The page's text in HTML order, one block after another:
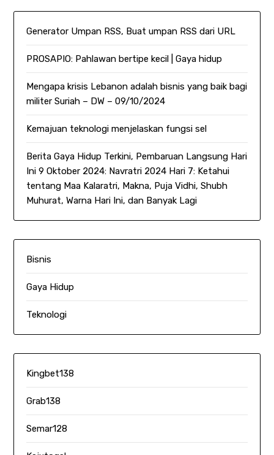
Generator Umpan RSS, Buat umpan RSS dari URL
PROSAPIO: Pahlawan bertipe kecil | Gaya hidup
Mengapa krisis Lebanon adalah bisnis yang baik bagi
militer Suriah – DW – 09/10/2024
Kemajuan teknologi menjelaskan fungsi sel
Berita Gaya Hidup Terkini, Pembaruan Langsung Hari
Ini 9 Oktober 2024: Navratri 2024 Hari 7: Ketahui
tentang Maa Kalaratri, Makna, Puja Vidhi, Shubh
Muhurat, Warna Hari Ini, dan Banyak Lagi
Bisnis
Gaya Hidup
Teknologi
Kingbet138
Grab138
Semar128